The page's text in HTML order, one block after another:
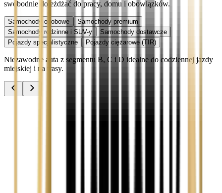
swobodnie dojeżdżać do pracy, domu i obowiązków.
Samochody osobowe
Samochody premium
Samochody rodzinne i SUV-y
Samochody dostawcze
Pojazdy specjalistyczne
Pojazdy ciężarowe (TIR)
Niezawodne auta z segmentu B, C i D idealne do codziennej jazdy
miejskiej i na trasy.